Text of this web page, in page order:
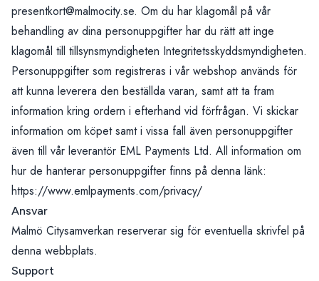
presentkort@malmocity.se. Om du har klagomål på vår
behandling av dina personuppgifter har du rätt att inge
klagomål till tillsynsmyndigheten Integritetsskyddsmyndigheten.
Personuppgifter som registreras i vår webshop används för
att kunna leverera den beställda varan, samt att ta fram
information kring ordern i efterhand vid förfrågan. Vi skickar
information om köpet samt i vissa fall även personuppgifter
även till vår leverantör EML Payments Ltd. All information om
hur de hanterar personuppgifter finns på denna länk:
https://www.emlpayments.com/privacy/
Ansvar
Malmö Citysamverkan reserverar sig för eventuella skrivfel på
denna webbplats.
Support